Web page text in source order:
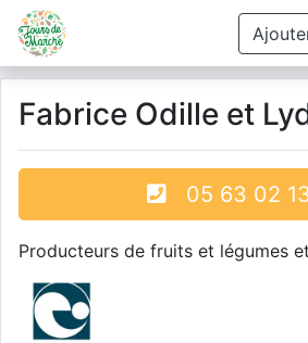
Fabrice Odille et
05 63 02
Producteurs de fruits et légumes